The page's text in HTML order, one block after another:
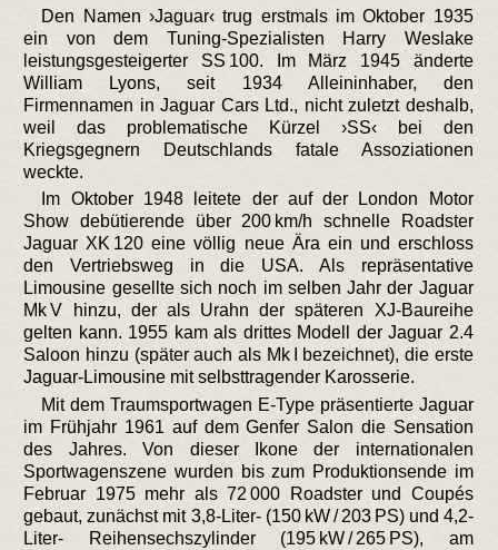
Den Namen ›Jaguar‹ trug erstmals im Oktober 1935
ein von dem Tuning-Spezialisten Harry Weslake
leistungsgesteigerter SS 100. Im März 1945 änderte
William Lyons, seit 1934 Alleininhaber, den
Firmennamen in Jaguar Cars Ltd., nicht zuletzt deshalb,
weil das problematische Kürzel ›SS‹ bei den
Kriegsgegnern Deutschlands fatale Assoziationen
weckte.
Im Oktober 1948 leitete der auf der London Motor
Show debütierende über 200 km/h schnelle Roadster
Jaguar XK 120 eine völlig neue Ära ein und erschloss
den Vertriebsweg in die USA. Als repräsentative
Limousine gesellte sich noch im selben Jahr der Jaguar
Mk V hinzu, der als Urahn der späteren XJ-Baureihe
gelten kann. 1955 kam als drittes Modell der Jaguar 2.4
Saloon hinzu (später auch als Mk I bezeichnet), die erste
Jaguar-Limousine mit selbsttragender Karosserie.
Mit dem Traumsportwagen E-Type präsentierte Jaguar
im Frühjahr 1961 auf dem Genfer Salon die Sensation
des Jahres. Von dieser Ikone der internationalen
Sportwagenszene wurden bis zum Produktionsende im
Februar 1975 mehr als 72 000 Roadster und Coupés
gebaut, zunächst mit 3,8-Liter- (150 kW / 203 PS) und 4,2-
Liter- Reihensechszylinder (195 kW / 265 PS), am